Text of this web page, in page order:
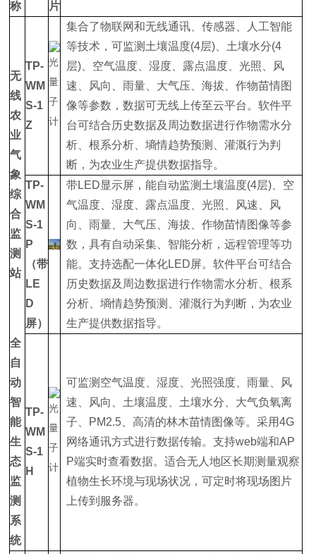
称 片
无
线
农
业
气
象
综
合
监
测
站
TP-
WM
S-1
Z
集合了物联网和无线通讯、传感器、人工智能
等技术，可监测土壤温度(4层)、土壤水分(4
层)、空气温度、湿度、露点温度、光照、风
速、风向、雨量、大气压、海拔、作物苗情图
像等参数，数据可无线上传至云平台。软件平
台可结合历史数据及周边数据进行作物需水分
析、根系分析、墒情趋势预测、灌溉行为判
断，为农业生产提供数据指导。
TP-
WM
S-1
P
（带
LE
D
屏）
带LED显示屏，能自动监测土壤温度(4层)、空
气温度、湿度、露点温度、光照、风速、风
向、雨量、大气压、海拔、作物苗情图像等参
数，具有自动采集、智能分析，远程管理等功
能。支持选配一体化LED屏。软件平台可结合
历史数据及周边数据进行作物需水分析、根系
分析、墒情趋势预测、灌溉行为判断，为农业
生产提供数据指导。
全
自
动
智
能
生
态
监
测
系
统
TP-
WM
S-1
H
可监测空气温度、湿度、光照强度、雨量、风
速、风向、土壤温度、土壤水分、大气负氧离
子、PM2.5、高清的林木苗情图像等。采用4G
网络通讯方式进行数据传输。支持web端和AP
P端实时查看数据。适合无人地区长期测量观察
植物生长环境与现场状况，可定时将现场图片
上传到服务器。